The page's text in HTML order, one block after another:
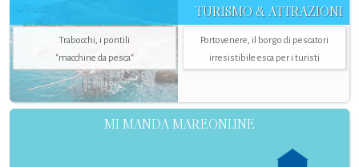
TURISMO & ATTRAZIONI
Trabocchi, i pontili
"macchine da pesca"
Portovenere, il borgo di pescatori
irresistibile esca per i turisti
MI MANDA MAREONLINE